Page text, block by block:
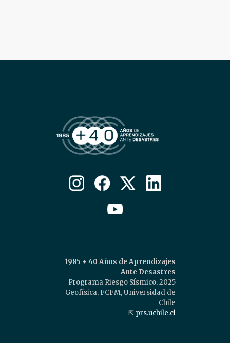
1985 + 40 Años de Aprendizajes
Ante Desastres
Programa Riesgo Sísmico, 2025
Geofísica, FCFM, Universidad de
Chile
⇱ prs.uchile.cl